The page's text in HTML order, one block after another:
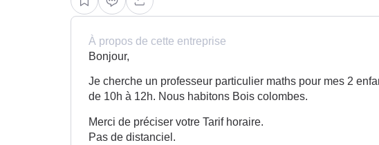
À propos de cette entreprise
Bonjour,
Je cherche un professeur particulier maths pour mes 2
de 10h à 12h. Nous habitons Bois colombes.
Merci de préciser votre Tarif horaire.
Pas de distanciel.